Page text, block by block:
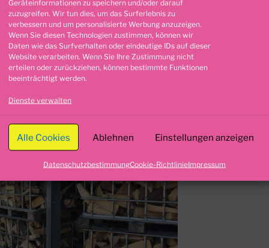
Geräteinformationen zu speichern und/oder darauf
zuzugreifen. Wir tun dies, um das Surferlebnis zu
verbessern und um personalisierte Werbung anzuzeigen.
Wenn Sie diesen Technologien zustimmen, können wir
Daten wie das Surfverhalten oder eindeutige IDs auf dieser
Website verarbeiten. Wenn Sie Ihre Zustimmung nicht
erteilen oder zurückziehen, können bestimmte Funktionen
beeinträchtigt werden.
Dienste verwalten
Alle Cookies Ablehnen Einstellungen anzeigen
DatenschutzbestimmungCookie-RichtlinieImpressum
WAHLITZ